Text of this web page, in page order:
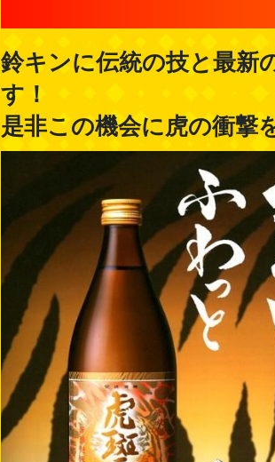
鈴キンに伝統の技と最新
す！
是非この機会に虎の衝撃